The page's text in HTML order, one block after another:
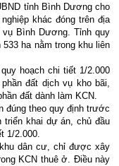
tỉnh Bình Dương cho
khác đóng trên địa
Bình Dương. Tỉnh quy
ha nằm trong khu liên
hoạch chi tiết 1/2.000
đất dịch vụ kho bãi,
đất dành làm KCN.
đúng theo quy định trước
triển khai dự án, chủ đầu
1/2.000.
dân cư, chỉ được xây
KCN thuê ở. Điều này